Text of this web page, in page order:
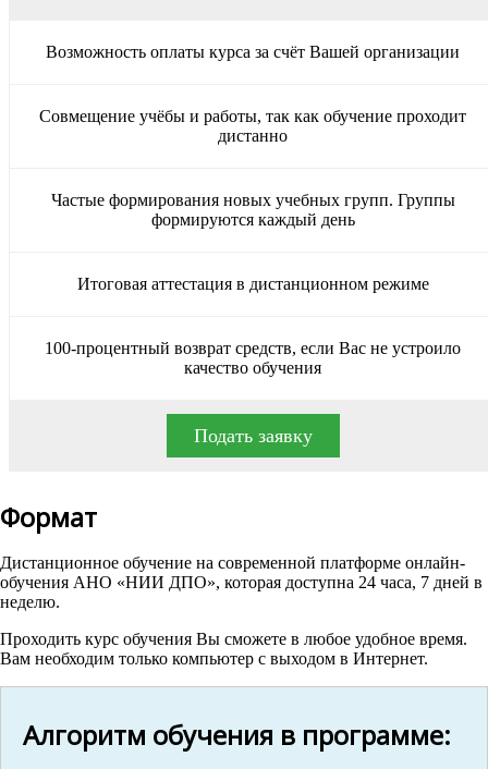
Возможность оплаты курса за счёт Вашей организации
Совмещение учёбы и работы, так как обучение проходит
дистанно
Частые формирования новых учебных групп. Группы
формируются каждый день
Итоговая аттестация в дистанционном режиме
100-процентный возврат средств, если Вас не устроило
качество обучения
Подать заявку
Формат
Дистанционное обучение на современной платформе онлайн-
обучения АНО «НИИ ДПО», которая доступна 24 часа, 7 дней в
неделю.
Проходить курс обучения Вы сможете в любое удобное время.
Вам необходим только компьютер с выходом в Интернет.
Алгоритм обучения в программе: